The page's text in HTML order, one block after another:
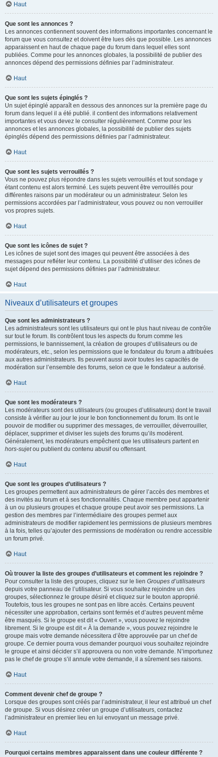
Haut
Que sont les annonces ?
Les annonces contiennent souvent des informations importantes concernant le
forum que vous consultez et doivent être lues dès que possible. Les annonces
apparaissent en haut de chaque page du forum dans lequel elles sont
publiées. Comme pour les annonces globales, la possibilité de publier des
annonces dépend des permissions définies par l’administrateur.
Haut
Que sont les sujets épinglés ?
Un sujet épinglé apparaît en dessous des annonces sur la première page du
forum dans lequel il a été publié. il contient des informations relativement
importantes et vous devez le consulter régulièrement. Comme pour les
annonces et les annonces globales, la possibilité de publier des sujets
épinglés dépend des permissions définies par l’administrateur.
Haut
Que sont les sujets verrouillés ?
Vous ne pouvez plus répondre dans les sujets verrouillés et tout sondage y
étant contenu est alors terminé. Les sujets peuvent être verrouillés pour
différentes raisons par un modérateur ou un administrateur. Selon les
permissions accordées par l’administrateur, vous pouvez ou non verrouiller
vos propres sujets.
Haut
Que sont les icônes de sujet ?
Les icônes de sujet sont des images qui peuvent être associées à des
messages pour refléter leur contenu. La possibilité d’utiliser des icônes de
sujet dépend des permissions définies par l’administrateur.
Haut
Niveaux d’utilisateurs et groupes
Que sont les administrateurs ?
Les administrateurs sont les utilisateurs qui ont le plus haut niveau de contrôle
sur tout le forum. Ils contrôlent tous les aspects du forum comme les
permissions, le bannissement, la création de groupes d’utilisateurs ou de
modérateurs, etc., selon les permissions que le fondateur du forum a attribuées
aux autres administrateurs. Ils peuvent aussi avoir toutes les capacités de
modération sur l’ensemble des forums, selon ce que le fondateur a autorisé.
Haut
Que sont les modérateurs ?
Les modérateurs sont des utilisateurs (ou groupes d’utilisateurs) dont le travail
consiste à vérifier au jour le jour le bon fonctionnement du forum. Ils ont le
pouvoir de modifier ou supprimer des messages, de verrouiller, déverrouiller,
déplacer, supprimer et diviser les sujets des forums qu’ils modèrent.
Généralement, les modérateurs empêchent que les utilisateurs partent en
hors-sujetou publient du contenu abusif ou offensant.
Haut
Que sont les groupes d’utilisateurs ?
Les groupes permettent aux administrateurs de gérer l’accès des membres et
des invités au forum et à ses fonctionnalités. Chaque membre peut appartenir
à un ou plusieurs groupes et chaque groupe peut avoir ses permissions. La
gestion des membres par l’intermédiaire des groupes permet aux
administrateurs de modifier rapidement les permissions de plusieurs membres
à la fois, telles qu’ajouter des permissions de modération ou rendre accessible
un forum privé.
Haut
Où trouver la liste des groupes d’utilisateurs et comment les rejoindre ?
Pour consulter la liste des groupes, cliquez sur le lien Groupes d’utilisateurs
depuis votre panneau de l’utilisateur. Si vous souhaitez rejoindre un des
groupes, sélectionnez le groupe désiré et cliquez sur le bouton approprié.
Toutefois, tous les groupes ne sont pas en libre accès. Certains peuvent
nécessiter une approbation, certains sont fermés et d’autres peuvent même
être masqués. Si le groupe est dit « Ouvert », vous pouvez le rejoindre
librement. Si le groupe est dit « À la demande », vous pouvez rejoindre le
groupe mais votre demande nécessitera d’être approuvée par un chef de
groupe. Ce dernier pourra vous demander pourquoi vous souhaitez rejoindre
le groupe et ainsi décider s’il approuvera ou non votre demande. N’importunez
pas le chef de groupe s’il annule votre demande, il a sûrement ses raisons.
Haut
Comment devenir chef de groupe ?
Lorsque des groupes sont créés par l’administrateur, il leur est attribué un chef
de groupe. Si vous désirez créer un groupe d’utilisateurs, contactez
l’administrateur en premier lieu en lui envoyant un message privé.
Haut
Pourquoi certains membres apparaissent dans une couleur différente ?